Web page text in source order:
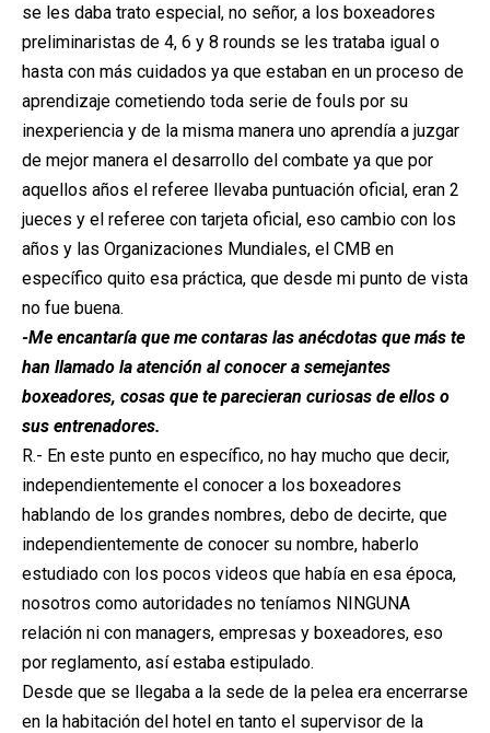
se les daba trato especial, no señor, a los boxeadores
preliminaristas de 4, 6 y 8 rounds se les trataba igual o
hasta con más cuidados ya que estaban en un proceso de
aprendizaje cometiendo toda serie de fouls por su
inexperiencia y de la misma manera uno aprendía a juzgar
de mejor manera el desarrollo del combate ya que por
aquellos años el referee llevaba puntuación oficial, eran 2
jueces y el referee con tarjeta oficial, eso cambio con los
años y las Organizaciones Mundiales, el CMB en
específico quito esa práctica, que desde mi punto de vista
no fue buena.
-Me encantaría que me contaras las anécdotas que más te
han llamado la atención al conocer a semejantes
boxeadores, cosas que te parecieran curiosas de ellos o
sus entrenadores.
R.- En este punto en específico, no hay mucho que decir,
independientemente el conocer a los boxeadores
hablando de los grandes nombres, debo de decirte, que
independientemente de conocer su nombre, haberlo
estudiado con los pocos videos que había en esa época,
nosotros como autoridades no teníamos NINGUNA
relación ni con managers, empresas y boxeadores, eso
por reglamento, así estaba estipulado.
Desde que se llegaba a la sede de la pelea era encerrarse
en la habitación del hotel en tanto el supervisor de la